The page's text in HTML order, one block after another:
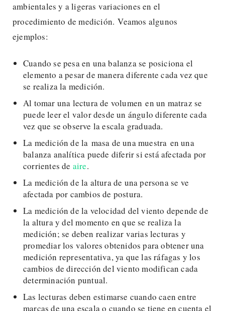
ambientales y a ligeras variaciones en el
procedimiento de medición. Veamos algunos
ejemplos:
Cuando se pesa en una balanza se posiciona el
elemento a pesar de manera diferente cada vez que
se realiza la medición.
Al tomar una lectura de volumen en un matraz se
puede leer el valor desde un ángulo diferente cada
vez que se observe la escala graduada.
La medición de la masa de una muestra en una
balanza analítica puede diferir si está afectada por
corrientes de aire.
La medición de la altura de una persona se ve
afectada por cambios de postura.
La medición de la velocidad del viento depende de
la altura y del momento en que se realiza la
medición; se deben realizar varias lecturas y
promediar los valores obtenidos para obtener una
medición representativa, ya que las ráfagas y los
cambios de dirección del viento modifican cada
determinación puntual.
Las lecturas deben estimarse cuando caen entre
marcas de una escala o cuando se tiene en cuenta el